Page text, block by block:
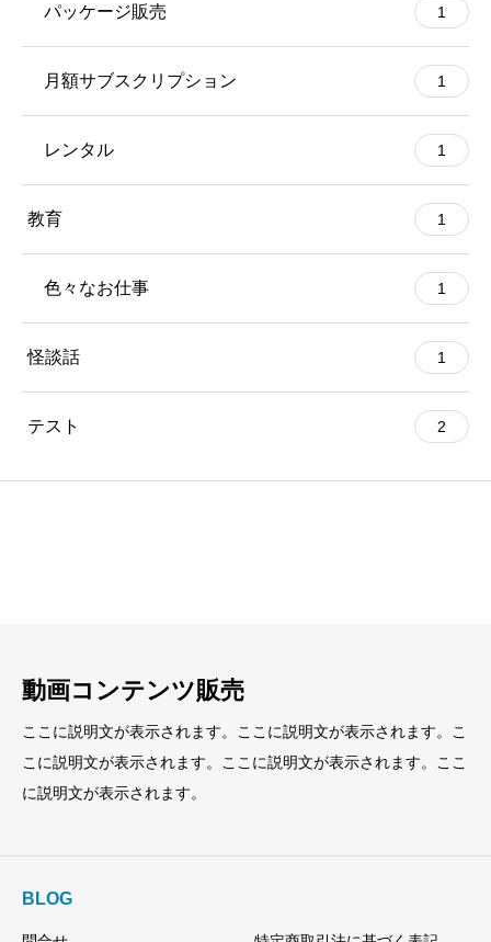
パッケージ販売 1
月額サブスクリプション 1
レンタル 1
教育 1
色々なお仕事 1
怪談話 1
テスト 2
動画コンテンツ販売
ここに説明文が表示されます。ここに説明文が表示されます。こ
こに説明文が表示されます。ここに説明文が表示されます。ここ
に説明文が表示されます。
BLOG